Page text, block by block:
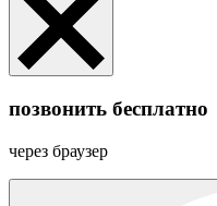
позвонить бесплатно
через браузер